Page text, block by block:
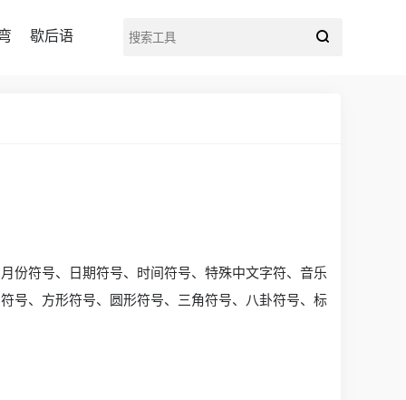
歇后语
份符号、日期符号、时间符号、特殊中文字符、音乐
号、方形符号、圆形符号、三角符号、八卦符号、标